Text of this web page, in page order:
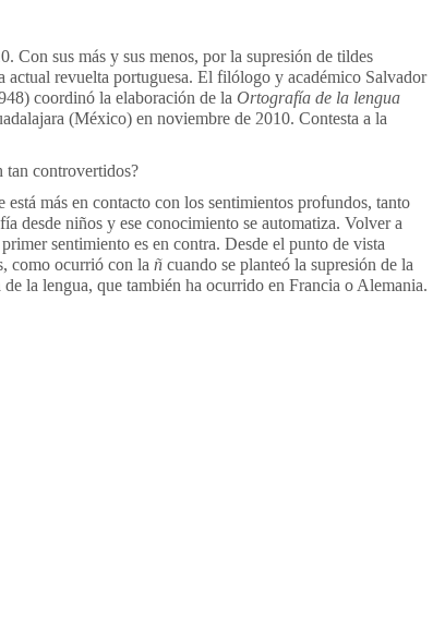
Con sus más y sus menos, por la supresión de tildes
revuelta portuguesa. El filólogo y académico Salvador
coordinó la elaboración de la Ortografía de la lengua
(México) en noviembre de 2010. Contesta a la
tan controvertidos?
más en contacto con los sentimientos profundos, tanto
desde niños y ese conocimiento se automatiza. Volver a
sentimiento es en contra. Desde el punto de vista
como ocurrió con la ñ cuando se planteó la supresión de la
la lengua, que también ha ocurrido en Francia o Alemania.